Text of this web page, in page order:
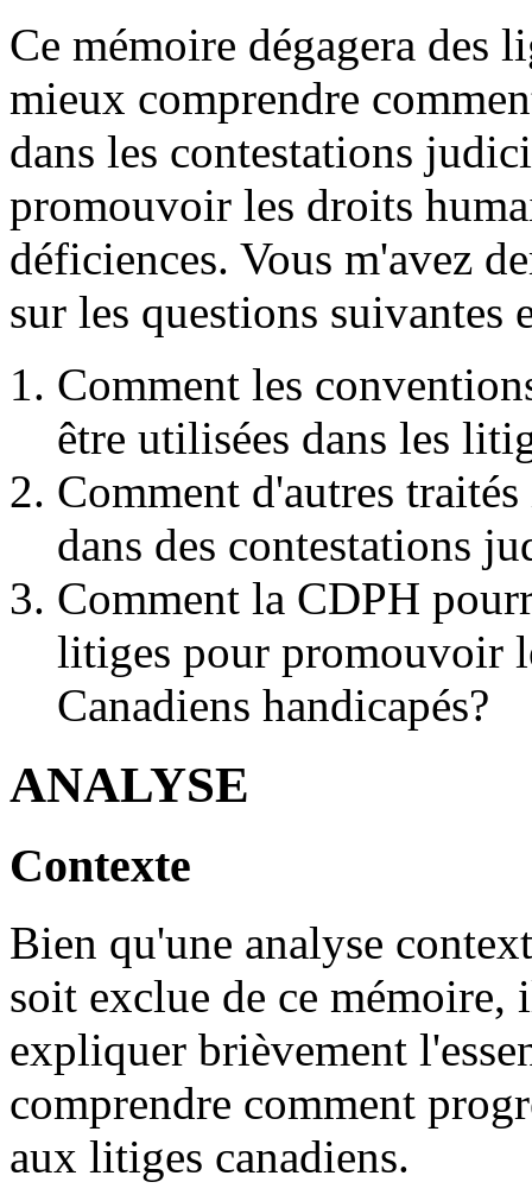
Ce mémoire dégagera des
mieux comprendre
dans les contestations
promouvoir les droits
déficiences. Vous m'avez
sur les questions suivantes
Comment les
être utilisées dans les
Comment d'autres
dans des contestations
Comment la CDPH
litiges pour promouvoir
Canadiens handicapés?
ANALYSE
Contexte
Bien qu'une analyse
soit exclue de ce
expliquer brièvement
comprendre comment
aux litiges canadiens.